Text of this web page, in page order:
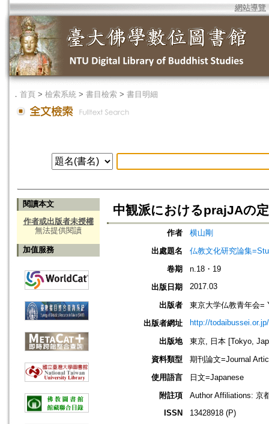
網站導覽
． 首頁 > 檢索系統 > 書目檢索 > 書目明細
閱讀本文
作者或出版者未授權
無法提供閱讀
加值服務
中観派におけるprajJAの
作者
横山剛
出處題名
仏教文化研究論集
卷期
n.18・19
出版日期
2017.03
出版者
東京大学仏教青年会=
出版者網址
http://
出版地
東京, 日本 [Tokyo,
資料類型
期刊論文=Journal
使用語言
日文=Japanese
附註項
Author Affiliations: 京
ISSN
13428918 (P)